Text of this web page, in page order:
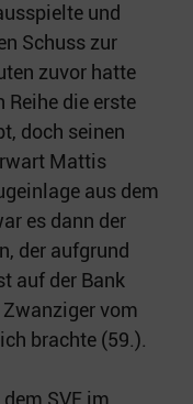
und
Schuss zur
zuvor hatte
Reihe die erste
doch seinen
Mattis
aus dem
es dann der
der aufgrund
auf der Bank
vom
brachte (59.).
SVE im